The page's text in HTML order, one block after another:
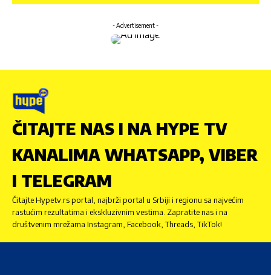
- Advertisement -
ČITAJTE NAS I NA HYPE TV
KANALIMA WHATSAPP, VIBER
I TELEGRAM
Čitajte Hypetv.rs portal, najbrži portal u Srbiji i regionu sa najvećim
rastućim rezultatima i ekskluzivnim vestima. Zapratite nas i na
društvenim mrežama Instagram, Facebook, Threads, TikTok!